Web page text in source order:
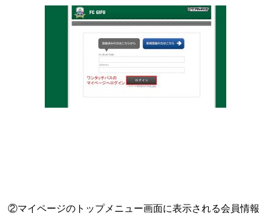
②マイページのトップメニュー画面に表示される会員情報